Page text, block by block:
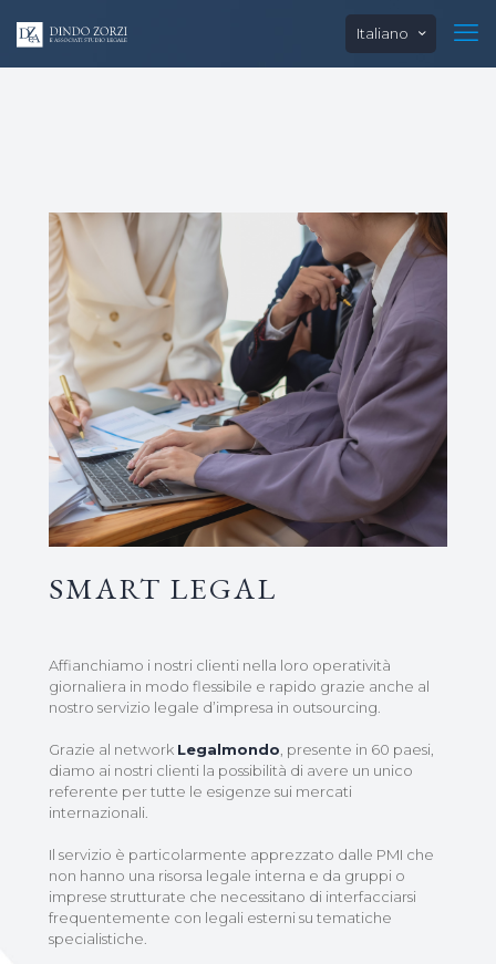
Italiano
SMART LEGAL
Affianchiamo i nostri clienti nella loro operatività
giornaliera in modo flessibile e rapido grazie anche al
nostro servizio legale d’impresa in outsourcing.
Grazie al network Legalmondo , presente in 60 paesi,
diamo ai nostri clienti la possibilità di avere un unico
referente per tutte le esigenze sui mercati
internazionali.
Il servizio è particolarmente apprezzato dalle PMI che
non hanno una risorsa legale interna e da gruppi o
imprese strutturate che necessitano di interfacciarsi
frequentemente con legali esterni su tematiche
specialistiche.